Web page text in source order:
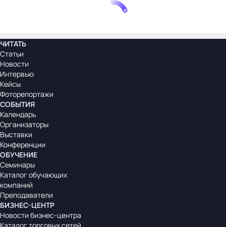
ЧИТАТЬ
Статьи
Новости
Интервью
Кейсы
Фоторепортажи
СОБЫТИЯ
Календарь
Организаторы
Выставки
Конференции
ОБУЧЕНИЕ
Семинары
Каталог обучающих
компаний
Преподаватели
БИЗНЕС-ЦЕНТР
Новости бизнес-центра